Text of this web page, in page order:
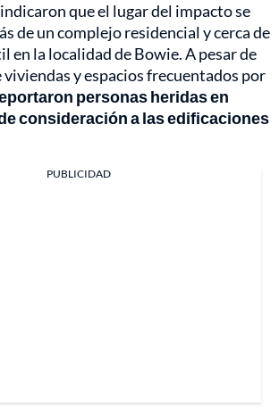
que el lugar del impacto se
de un complejo residencial y cerca de
en la localidad de Bowie. A pesar de
y espacios frecuentados por
personas heridas en
consideración a las edificaciones
PUBLICIDAD